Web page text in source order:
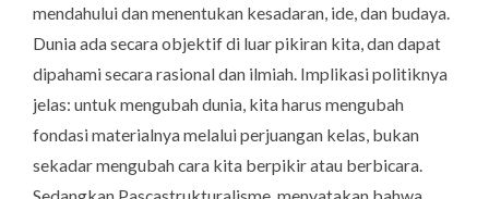
mendahului dan menentukan kesadaran, ide, dan budaya.
Dunia ada secara objektif di luar pikiran kita, dan dapat
dipahami secara rasional dan ilmiah. Implikasi politiknya
jelas: untuk mengubah dunia, kita harus mengubah
fondasi materialnya melalui perjuangan kelas, bukan
sekadar mengubah cara kita berpikir atau berbicara.
Sedangkan Pascastrukturalisme, menyatakan bahwa